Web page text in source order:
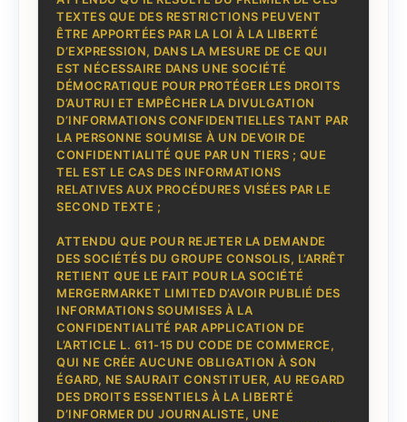
TEXTES QUE DES RESTRICTIONS PEUVENT
ÊTRE APPORTÉES PAR LA LOI À LA LIBERTÉ
D’EXPRESSION, DANS LA MESURE DE CE QUI
EST NÉCESSAIRE DANS UNE SOCIÉTÉ
DÉMOCRATIQUE POUR PROTÉGER LES DROITS
D’AUTRUI ET EMPÊCHER LA DIVULGATION
D’INFORMATIONS CONFIDENTIELLES TANT PAR
LA PERSONNE SOUMISE À UN DEVOIR DE
CONFIDENTIALITÉ QUE PAR UN TIERS ; QUE
TEL EST LE CAS DES INFORMATIONS
RELATIVES AUX PROCÉDURES VISÉES PAR LE
SECOND TEXTE ;
ATTENDU QUE POUR REJETER LA DEMANDE
DES SOCIÉTÉS DU GROUPE CONSOLIS, L’ARRÊT
RETIENT QUE LE FAIT POUR LA SOCIÉTÉ
MERGERMARKET LIMITED D’AVOIR PUBLIÉ DES
INFORMATIONS SOUMISES À LA
CONFIDENTIALITÉ PAR APPLICATION DE
L’ARTICLE L. 611-15 DU CODE DE COMMERCE,
QUI NE CRÉE AUCUNE OBLIGATION À SON
ÉGARD, NE SAURAIT CONSTITUER, AU REGARD
DES DROITS ESSENTIELS À LA LIBERTÉ
D’INFORMER DU JOURNALISTE, UNE